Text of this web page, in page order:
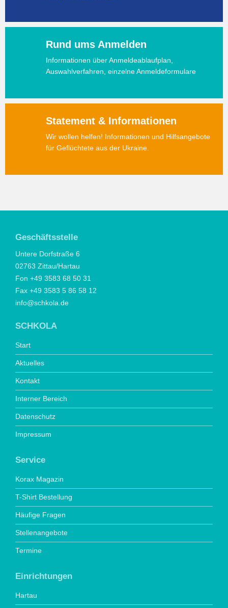
Rund ums Anmelden
Informationen über Anmeldeablaufplan,
Auswahlverfahren, einzelne Anmeldeformulare
Statement & Informationen
Wir wollen helfen! Informationen und Hilfsangebote
für Geflüchtete aus der Ukraine.
Geschäftsstelle
Untere Dorfstraße 6
02763 Zittau/Hartau
Fon +49 3583 68 50 31
Fax +49 3583 5 86 58 12
info@schkola.de
SCHKOLA
Start
Aktuelles
Kontakt
Interner Bereich
Datenschutz
Impressum
Service
Korax Magazin
T-Shirt Bestellung
Häufige Fragen
Stellenangebote
Termine
Einrichtungen
Hartau